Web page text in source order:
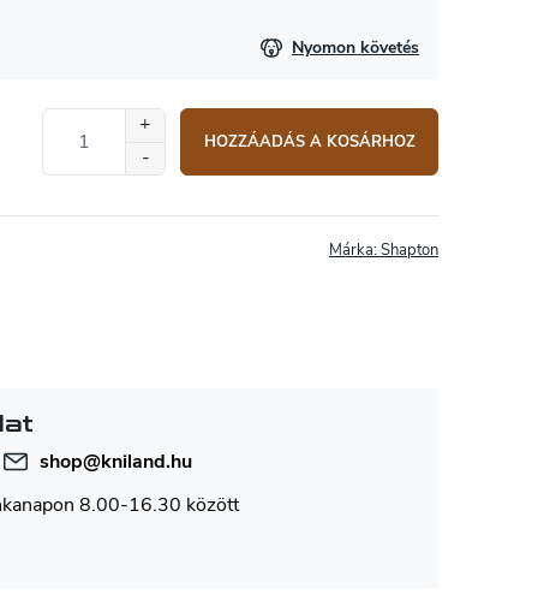
Nyomon követés
HOZZÁADÁS A KOSÁRHOZ
Márka:Shapton
shop@kniland.hu
8.00-16.30 között